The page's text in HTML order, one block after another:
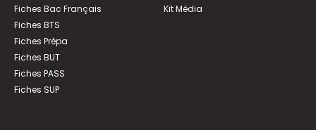
Fiches Bac Français
Fiches BTS
Fiches Prépa
Fiches BUT
Fiches PASS
Fiches SUP
Kit Média